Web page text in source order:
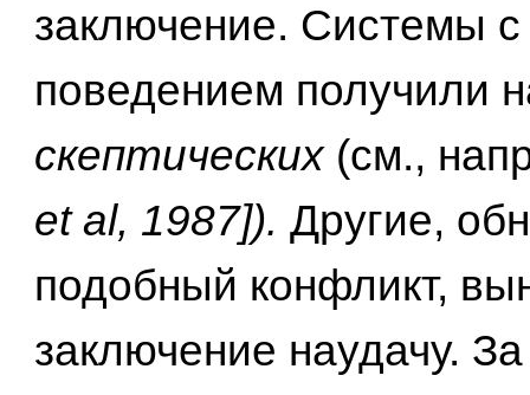
заключение. Системы с
поведением получили
скептических (см.,
et al, 1987]). Другие,
подобный конфликт,
заключение наудачу.